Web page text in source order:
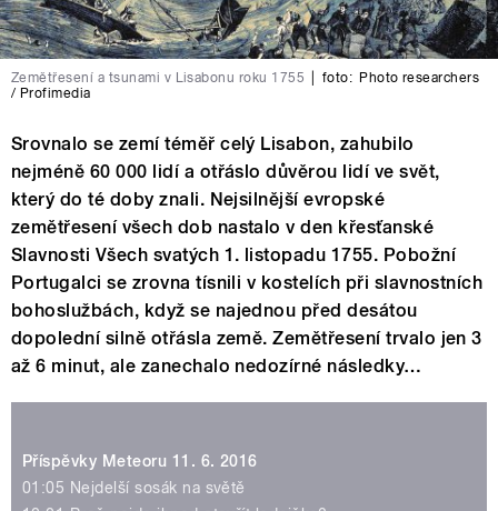
Zemětřesení a tsunami v Lisabonu roku 1755 foto: Photo researchers
/ Profimedia
Srovnalo se zemí téměř celý Lisabon, zahubilo
nejméně 60 000 lidí a otřáslo důvěrou lidí ve svět,
který do té doby znali. Nejsilnější evropské
zemětřesení všech dob nastalo v den křesťanské
Slavnosti Všech svatých 1. listopadu 1755. Pobožní
Portugalci se zrovna tísnili v kostelích při slavnostních
bohoslužbách, když se najednou před desátou
dopolední silně otřásla země. Zemětřesení trvalo jen 3
až 6 minut, ale zanechalo nedozírné následky…
Příspěvky Meteoru 11. 6. 2016
01:05 Nejdelší sosák na světě